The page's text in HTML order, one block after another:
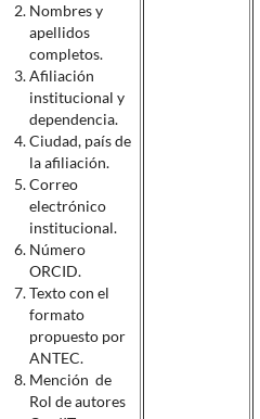
Nombres y
apellidos
completos.
Afiliación
institucional y
dependencia.
Ciudad, país de
la afiliación.
Correo
electrónico
institucional.
Número
ORCID.
Texto con el
formato
propuesto por
ANTEC.
Mención de
Rol de autores